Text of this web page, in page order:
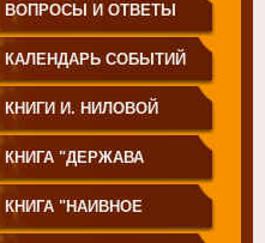
ВОПРОСЫ И ОТВЕТЫ
КАЛЕНДАРЬ СОБЫТИЙ
КНИГИ И. НИЛОВОЙ
КНИГА "ДЕРЖАВА
СВЕТА
КНИГА "НАИВНОЕ